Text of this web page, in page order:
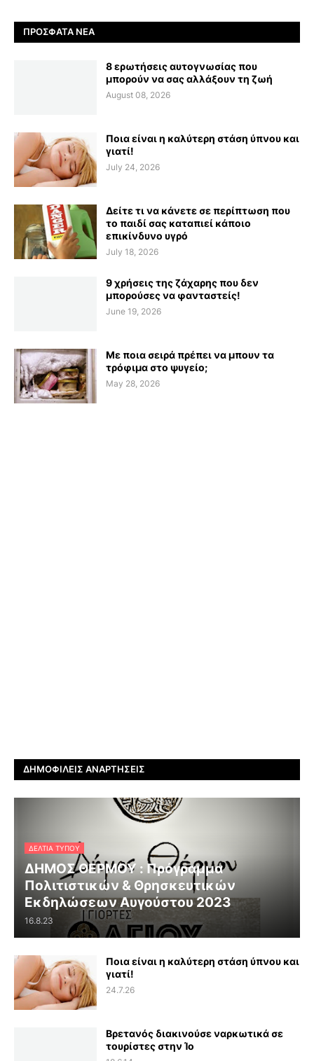
ΠΡΌΣΦΑΤΑ ΝΈΑ
8 ερωτήσεις αυτογνωσίας που
μπορούν να σας αλλάξουν τη ζωή
August 08, 2026
Ποια είναι η καλύτερη στάση ύπνου και
γιατί!
July 24, 2026
Δείτε τι να κάνετε σε περίπτωση που
το παιδί σας καταπιεί κάποιο
επικίνδυνο υγρό
July 18, 2026
9 χρήσεις της ζάχαρης που δεν
μπορούσες να φανταστείς!
June 19, 2026
Με ποια σειρά πρέπει να μπουν τα
τρόφιμα στο ψυγείο;
May 28, 2026
ΔΗΜΟΦΙΛΕΊΣ ΑΝΑΡΤΉΣΕΙΣ
ΔΕΛΤΊΑ ΤΎΠΟΥ
ΔΗΜΟΣ ΘΕΡΜΟΥ : Πρόγραμμα
Πολιτιστικών & Θρησκευτικών
Εκδηλώσεων Αυγούστου 2023
16.8.23
Ποια είναι η καλύτερη στάση ύπνου και
γιατί!
24.7.26
Βρετανός διακινούσε ναρκωτικά σε
τουρίστες στην Ίο